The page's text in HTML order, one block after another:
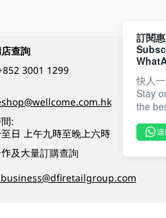
查詢
3001 1299
:
日 上午九時至晚上六時
及大量訂購查詢
訂閱
快人
Stay
the
連